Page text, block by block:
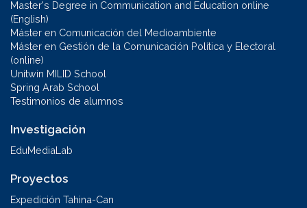
Master's Degree in Communication and Education online
(English)
Máster en Comunicación del Medioambiente
Máster en Gestión de la Comunicación Política y Electoral
(online)
Unitwin MILID School
Spring Arab School
Testimonios de alumnos
Investigación
EduMediaLab
Proyectos
Expedición Tahina-Can